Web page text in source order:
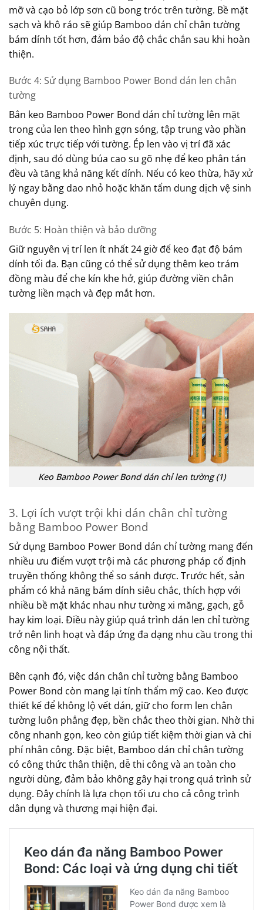
mỡ và cạo bỏ lớp sơn cũ bong tróc trên tường. Bề mặt
sạch và khô ráo sẽ giúp Bamboo dán chỉ chân tường
bám dính tốt hơn, đảm bảo độ chắc chắn sau khi hoàn
thiện.
Bước 4: Sử dụng Bamboo Power Bond dán len chân
tường
Bắn keo Bamboo Power Bond dán chỉ tường lên mặt
trong của len theo hình gợn sóng, tập trung vào phần
tiếp xúc trực tiếp với tường. Ép len vào vị trí đã xác
định, sau đó dùng búa cao su gõ nhẹ để keo phân tán
đều và tăng khả năng kết dính. Nếu có keo thừa, hãy xử
lý ngay bằng dao nhỏ hoặc khăn tẩm dung dịch vệ sinh
chuyên dụng.
Bước 5: Hoàn thiện và bảo dưỡng
Giữ nguyên vị trí len ít nhất 24 giờ để keo đạt độ bám
dính tối đa. Bạn cũng có thể sử dụng thêm keo trám
đồng màu để che kín khe hở, giúp đường viền chân
tường liền mạch và đẹp mắt hơn.
Keo Bamboo Power Bond dán chỉ len tường (1)
3. Lợi ích vượt trội khi dán chân chỉ tường
bằng Bamboo Power Bond
Sử dụng Bamboo Power Bond dán chỉ tường mang đến
nhiều ưu điểm vượt trội mà các phương pháp cố định
truyền thống không thể so sánh được. Trước hết, sản
phẩm có khả năng bám dính siêu chắc, thích hợp với
nhiều bề mặt khác nhau như tường xi măng, gạch, gỗ
hay kim loại. Điều này giúp quá trình dán len chỉ tường
trở nên linh hoạt và đáp ứng đa dạng nhu cầu trong thi
công nội thất.
Bên cạnh đó, việc dán chân chỉ tường bằng Bamboo
Power Bond còn mang lại tính thẩm mỹ cao. Keo được
thiết kế để không lộ vết dán, giữ cho form len chân
tường luôn phẳng đẹp, bền chắc theo thời gian. Nhờ thi
công nhanh gọn, keo còn giúp tiết kiệm thời gian và chi
phí nhân công. Đặc biệt, Bamboo dán chỉ chân tường
có công thức thân thiện, dễ thi công và an toàn cho
người dùng, đảm bảo không gây hại trong quá trình sử
dụng. Đây chính là lựa chọn tối ưu cho cả công trình
dân dụng và thương mại hiện đại.